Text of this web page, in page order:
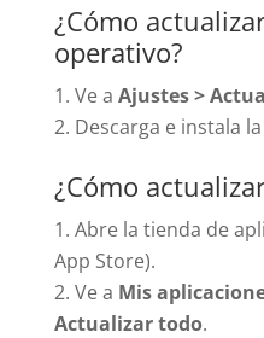
¿Cómo
operativo?
Ve a Ajustes >
Descarga e instala
¿Cómo
Abre la tienda de
App Store).
Ve a Mis
Actualizar todo.